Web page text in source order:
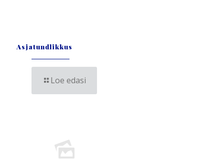
Asjatundlikkus
Loe edasi